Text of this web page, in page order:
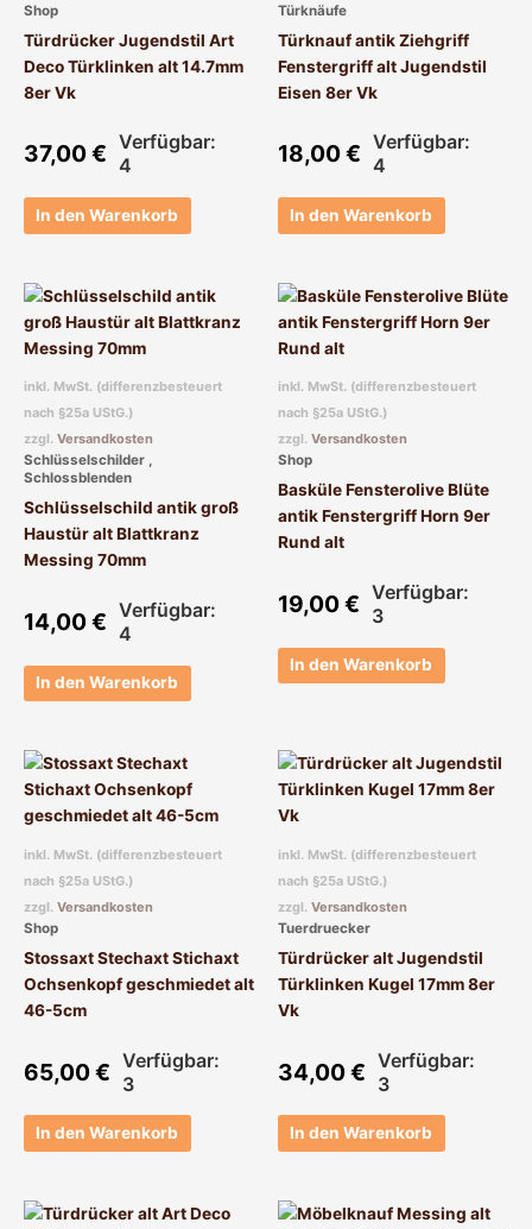
Shop
Türdrücker Jugendstil Art
Deco Türklinken alt 14.7mm
8er Vk
37,00€ Verfügbar:
4
In den Warenkorb
Türknäufe
Türknauf antik Ziehgriff
Fenstergriff alt Jugendstil
Eisen 8er Vk
18,00€ Verfügbar:
4
In den Warenkorb
inkl. MwSt. (differenzbesteuert
nach §25a UStG.)
zzgl. Versandkosten
Schlüsselschilder ,
Schlossblenden
Schlüsselschild antik groß
Haustür alt Blattkranz
Messing 70mm
14,00€ Verfügbar:
4
In den Warenkorb
inkl. MwSt. (differenzbesteuert
nach §25a UStG.)
zzgl. Versandkosten
Shop
Basküle Fensterolive Blüte
antik Fenstergriff Horn 9er
Rund alt
19,00€ Verfügbar:
3
In den Warenkorb
inkl. MwSt. (differenzbesteuert
nach §25a UStG.)
zzgl. Versandkosten
Shop
Stossaxt Stechaxt Stichaxt
Ochsenkopf geschmiedet alt
46-5cm
65,00€ Verfügbar:
3
In den Warenkorb
inkl. MwSt. (differenzbesteuert
nach §25a UStG.)
zzgl. Versandkosten
Tuerdruecker
Türdrücker alt Jugendstil
Türklinken Kugel 17mm 8er
Vk
34,00€ Verfügbar:
3
In den Warenkorb